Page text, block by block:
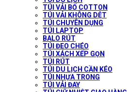
TÚI VẢI BỐ COTTON
TÚI VẢI KHÔNG DỆT
TÚI CHUYÊN DỤNG
TÚI LAPTOP
BALO RÚT
TÚI ĐEO CHÉO
TÚI XÁCH XẾP GỌN
TÚI RÚT
TÚI DU LỊCH CẦN KÉO
TÚI NHỰA TRONG
TÚI VẢI ĐAY